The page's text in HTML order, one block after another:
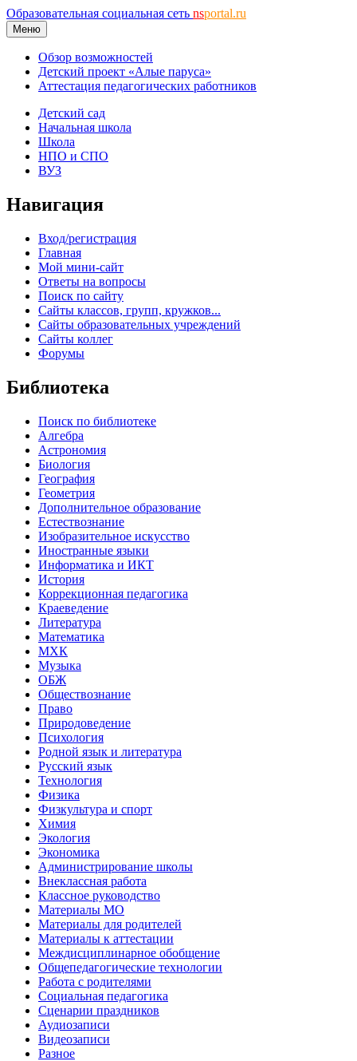
Образовательная социальная сеть nsportal.ru
Меню
Обзор возможностей
Детский проект «Алые паруса»
Аттестация педагогических работников
Детский сад
Начальная школа
Школа
НПО и СПО
ВУЗ
Навигация
Вход/регистрация
Главная
Мой мини-сайт
Ответы на вопросы
Поиск по сайту
Сайты классов, групп, кружков...
Сайты образовательных учреждений
Сайты коллег
Форумы
Библиотека
Поиск по библиотеке
Алгебра
Астрономия
Биология
География
Геометрия
Дополнительное образование
Естествознание
Изобразительное искусство
Иностранные языки
Информатика и ИКТ
История
Коррекционная педагогика
Краеведение
Литература
Математика
МХК
Музыка
ОБЖ
Обществознание
Право
Природоведение
Психология
Родной язык и литература
Русский язык
Технология
Физика
Физкультура и спорт
Химия
Экология
Экономика
Администрирование школы
Внеклассная работа
Классное руководство
Материалы МО
Материалы для родителей
Материалы к аттестации
Междисциплинарное обобщение
Общепедагогические технологии
Работа с родителями
Социальная педагогика
Сценарии праздников
Аудиозаписи
Видеозаписи
Разное